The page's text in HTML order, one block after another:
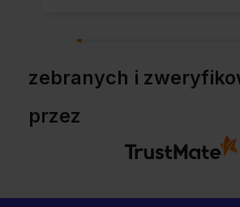
zebranych i
przez